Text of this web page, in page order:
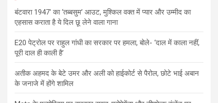
बंटवारा 1947′ का ‘तब्बसुम’ आउट, मुश्किल वक्त में प्यार और उम्मीद का
एहसास कराता है ये दिल छू लेने वाला गाना
E20 पेट्रोल पर राहुल गांधी का सरकार पर हमला, बोले- ‘दाल में काला नहीं,
पूरी दाल ही काली है’
अतीक अहमद के बेटे उमर और अली को हाईकोर्ट से पैरोल, छोटे भाई अबान
के जनाजे में होंगे शामिल